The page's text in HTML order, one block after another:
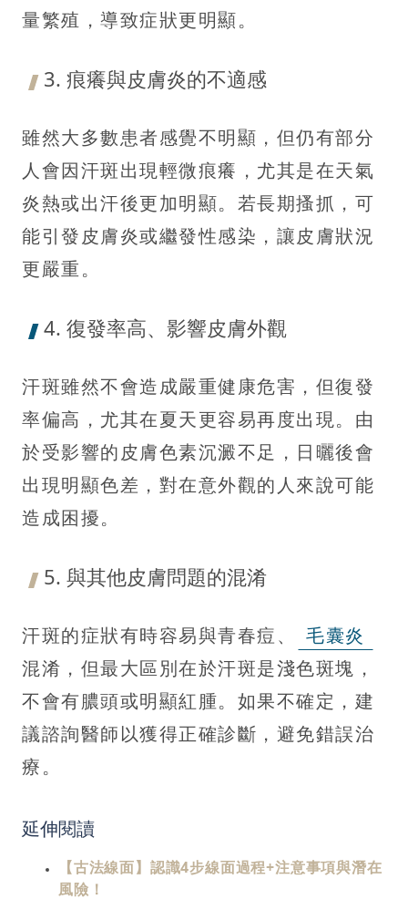
量繁殖，導致症狀更明顯。
3. 痕癢與皮膚炎的不適感
雖然大多數患者感覺不明顯，但仍有部分
人會因汗斑出現輕微痕癢，尤其是在天氣
炎熱或出汗後更加明顯。若長期搔抓，可
能引發皮膚炎或繼發性感染，讓皮膚狀況
更嚴重。
4. 復發率高、影響皮膚外觀
汗斑雖然不會造成嚴重健康危害，但復發
率偏高，尤其在夏天更容易再度出現。由
於受影響的皮膚色素沉澱不足，日曬後會
出現明顯色差，對在意外觀的人來說可能
造成困擾。
5. 與其他皮膚問題的混淆
汗斑的症狀有時容易與青春痘、
毛囊炎
混淆，但最大區別在於汗斑是淺色斑塊，
不會有膿頭或明顯紅腫。如果不確定，建
議諮詢醫師以獲得正確診斷，避免錯誤治
療。
延伸閱讀
【古法線面】認識4步線面過程+注意事項與潛在
風險！